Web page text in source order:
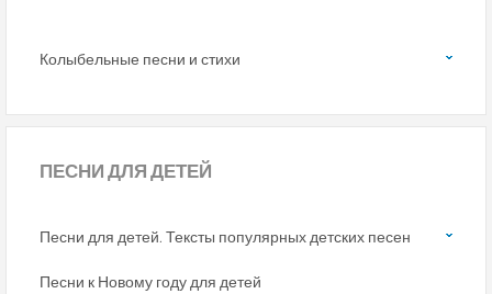
Колыбельные песни и стихи
ПЕСНИДЛЯ ДЕТЕЙ
Песни для детей. Тексты популярных детских песен
Песни к Новому году для детей